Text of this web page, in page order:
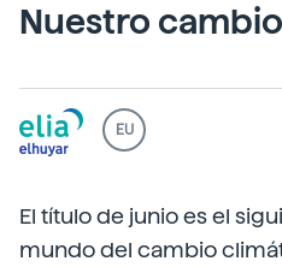
Nuestro
EU
El título de junio es el
mundo del cambio